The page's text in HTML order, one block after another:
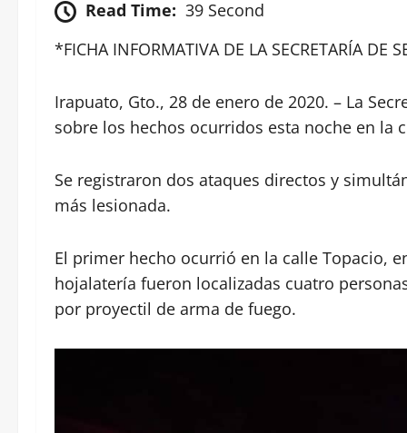
Read Time: 39 Second
*FICHA INFORMATIVA DE LA SECRETARÍA DE
Irapuato, Gto., 28 de enero de 2020. – La
sobre los hechos ocurridos esta noche en la
Se registraron dos ataques directos y
más lesionada.
El primer hecho ocurrió en la calle Topacio,
hojalatería fueron localizadas cuatro
por proyectil de arma de fuego.